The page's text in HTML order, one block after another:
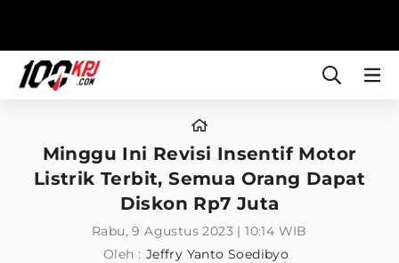
Minggu Ini Revisi Insentif Motor
Listrik Terbit, Semua Orang Dapat
Diskon Rp7 Juta
Rabu, 9 Agustus 2023 | 10:14 WIB
Oleh : Jeffry Yanto Soedibyo